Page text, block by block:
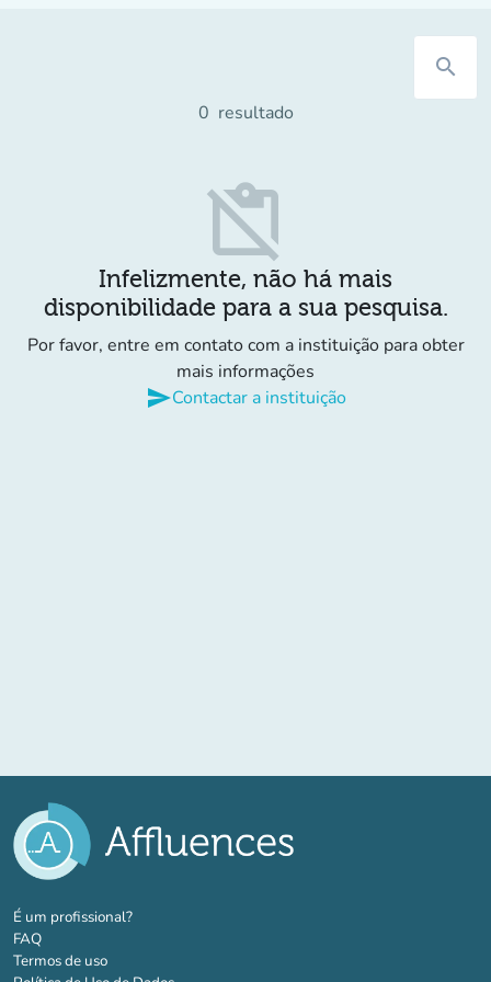
search
0 resultado
content_paste_off
Infelizmente, não há mais
disponibilidade para a sua pesquisa.
Por favor, entre em contato com a instituição para obter
mais informações
sendContactar a instituição
É um profissional?(novo separador)
FAQ
Termos de uso